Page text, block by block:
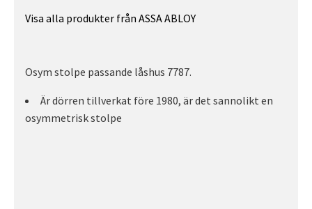
Visa alla produkter från ASSA ABLOY
Osym stolpe passande låshus 7787.
Är dörren tillverkat före 1980, är det sannolikt en
osymmetrisk stolpe